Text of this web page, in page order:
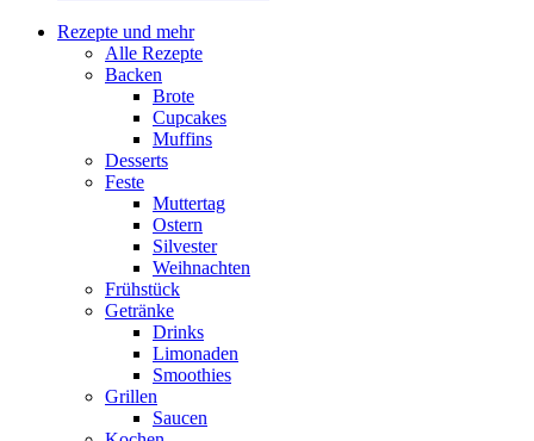
Rezepte und mehr
Alle Rezepte
Backen
Brote
Cupcakes
Muffins
Desserts
Feste
Muttertag
Ostern
Silvester
Weihnachten
Frühstück
Getränke
Drinks
Limonaden
Smoothies
Grillen
Saucen